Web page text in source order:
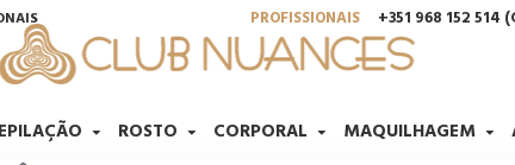
PROFISSIONAIS +351 968 152 514
ROSTO CORPORAL MAQUILHAGEM